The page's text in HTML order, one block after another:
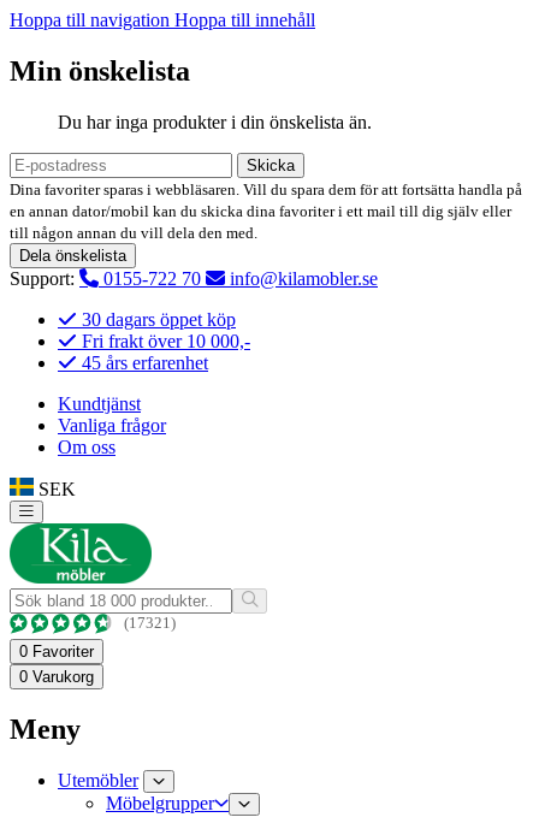
Hoppa till navigation Hoppa till innehåll
Min önskelista
Du har inga produkter i din önskelista än.
Skicka
Dina favoriter sparas i webbläsaren. Vill du spara dem för att fortsätta handla på
en annan dator/mobil kan du skicka dina favoriter i ett mail till dig själv eller
till någon annan du vill dela den med.
Dela önskelista
Support: 0155-722 70
info@kilamobler.se
30 dagars öppet köp
Fri frakt över 10 000,-
45 års erfarenhet
Kundtjänst
Vanliga frågor
Om oss
SEK
(17321)
0 Favoriter
0 Varukorg
Meny
Utemöbler
Möbelgrupper